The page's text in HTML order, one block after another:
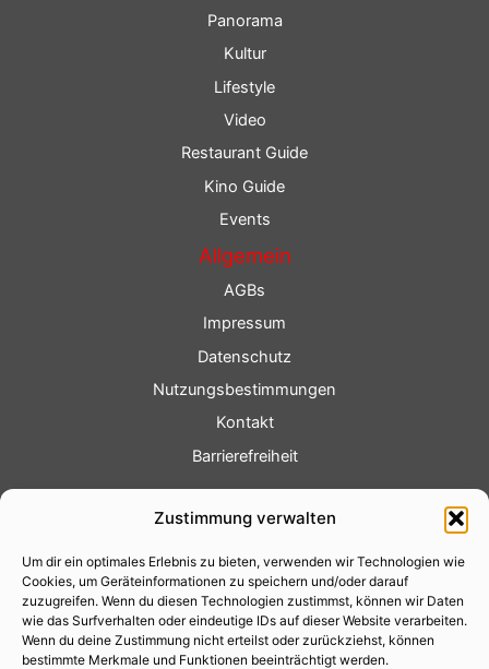
Zustimmung verwalten
Um dir ein optimales Erlebnis zu bieten, verwenden wir Technologien wie
Cookies, um Geräteinformationen zu speichern und/oder darauf
zuzugreifen. Wenn du diesen Technologien zustimmst, können wir Daten
wie das Surfverhalten oder eindeutige IDs auf dieser Website verarbeiten.
Wenn du deine Zustimmung nicht erteilst oder zurückziehst, können
bestimmte Merkmale und Funktionen beeinträchtigt werden.
Panorama
Kultur
Lifestyle
Video
Restaurant Guide
Kino Guide
Events
Allgemein
AGBs
Impressum
Datenschutz
Nutzungsbestimmungen
Kontakt
Barrierefreiheit
Fotoservice
Videoservice
Werbung
Contenterstellung